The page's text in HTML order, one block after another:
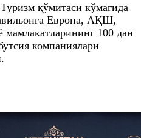
қўмитаси кўмагида
Европа, АҚШ,
100 дан
компаниялари